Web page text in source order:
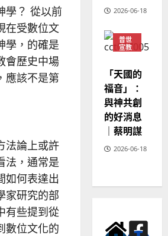
學？ 從以前
在受數位文
學，的確是
會歷史中場
應該不是第
法論上或許
法，通常是
如何表達出
家研究的部
有些提到從
數位文化的
2026-06-18
普世
宣教
「天國的
福音」：
與神共創
的好消息
｜蔡明謀
2026-06-18